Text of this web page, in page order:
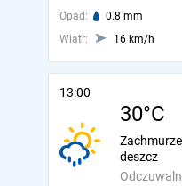
Opad: 0.8 mm
Wiatr:
16 km/h
13:00
30°C
deszcz